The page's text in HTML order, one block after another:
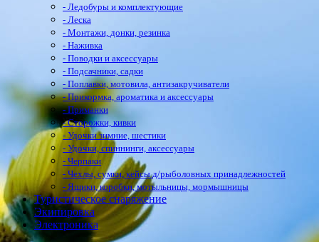
- Ледобуры и комплектующие
- Леска
- Монтажи, донки, резинка
- Наживка
- Поводки и аксессуары
- Подсачники, садки
- Поплавки, мотовила, антизакручиватели
- Прикормка, ароматика и аксессуары
- Приманки
- Сторожки, кивки
- Удочки зимние, шестики
- Удочки, спиннинги, аксессуары
- Черпаки
- Чехлы, сумки, кейсы д/рыболовных принадлежностей
- Ящики, коробки, мотыльницы, мормышницы
Туристическое снаряжение
Экипировка
Электроника